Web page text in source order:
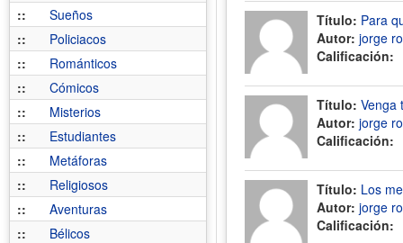
::
Sueños
::
Policiacos
::
Románticos
::
Cómicos
::
Misterios
::
Estudiantes
::
Metáforas
::
Religiosos
::
Aventuras
::
Bélicos
Título: Para
Autor: jorge
Calificación:
Título: Venga
Autor: jorge
Calificación:
Título: Los
Autor: jorge
Calificación: